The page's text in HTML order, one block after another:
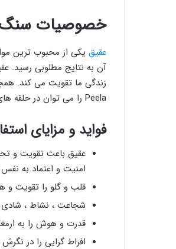
خصوصیات سنگ
عقیق یکی از محبوب ترین
آن به نتایج مطلوبی رسید.
زندگی ما تقویت می کند.
Peela را می توان در حلقه های طلایی ، یا Mala Agate Yellow استفاده کرد تا نتایج مطلوبی بدست آورد.
فواید و مزایای
عقیق باعث تقویت و
امنیت و اعتماد به
قلب و گلو را تقویت و
شجاعت ، نشاط ،
قدرت و هوش را به
افراط گرایی را در